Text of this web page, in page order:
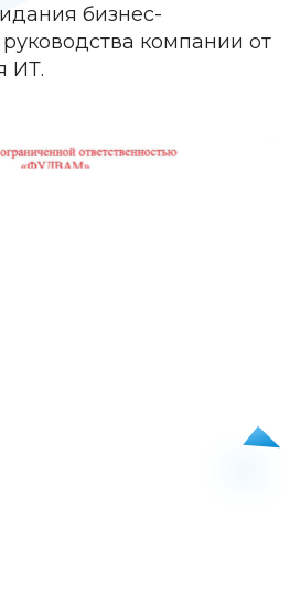
бизнес-
компании от
ИТ.